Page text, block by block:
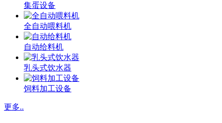
集蛋设备
全自动喂料机
自动给料机
乳头式饮水器
饲料加工设备
更多..